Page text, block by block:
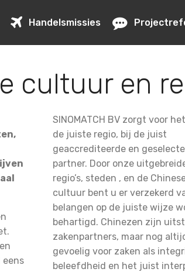
Handelsmissies
cultuur en
eens
SINOMATCH BV zorgt voor
de juiste regio, bij de juist
geaccrediteerde en
partner. Door onze
regio’s, steden , en de
cultuur bent u er verzekerd
belangen op de juiste wijze
behartigd. Chinezen zijn
zakenpartners, maar nog
gevoelig voor zaken als
beleefdheid en het juist